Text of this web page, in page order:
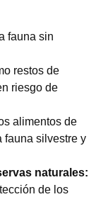
fauna sin
restos de
riesgo de
alimentos de
fauna silvestre y
naturales:
de los